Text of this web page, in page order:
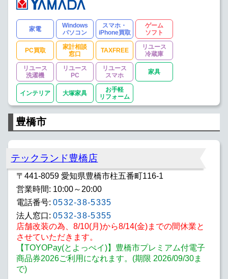
家電
Windows
パソコン
スマホ・
iPhone買取
ゲーム
ソフト
PC買取
家計相談
窓口
TAXFREE
リユース
冷蔵庫
リユース
洗濯機
リユース
PC
リユース
スマホ
家具
インテリア 大塚家具
お手軽
リフォーム
豊橋市
テックランド豊橋店
〒441-8059 愛知県豊橋市柱五番町116-1
営業時間: 10:00～20:00
電話番号: 0532-38-5335
法人窓口: 0532-38-5355
店舗改装の為、8/10(月)から8/14(金)までの間休業と
させていただきます。
【TOYOPay(とよっぺイ)】豊橋市プレミアム付電子
商品券2026ご利用になれます。(期限 2026/09/30ま
で)